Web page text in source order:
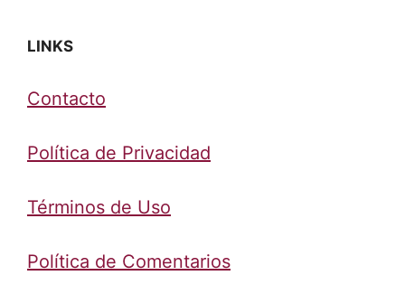
LINKS
Contacto
Política de Privacidad
Términos de Uso
Política de Comentarios